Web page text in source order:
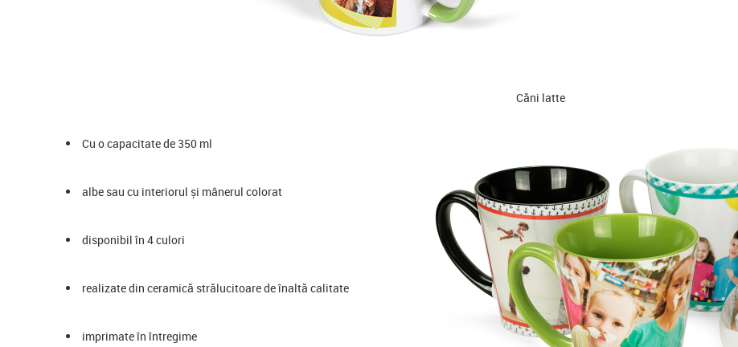
Căni latte
Cu o capacitate de 350 ml
albe sau cu interiorul și mânerul colorat
disponibil în 4 culori
realizate din ceramică strălucitoare de înaltă calitate
imprimate în întregime